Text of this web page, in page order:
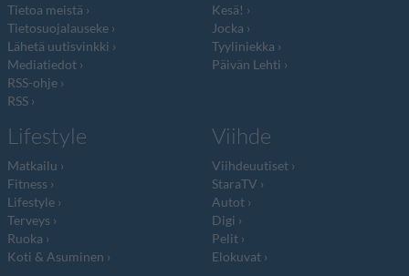
Tietoa meistä
Tietosuojalauseke
Lähetä uutisvinkki
Mediatiedot
RSS-ohje
RSS
Kesä!
Jocka
Tyyliniekka
Päivän Lehti
Lifestyle
Matkailu
Fitness
Lifestyle
Terveys
Ruoka
Koti & Asuminen
Viihde
Viihdeuutiset
StaraTV
Autot
Digi
Pelit
Elokuvat